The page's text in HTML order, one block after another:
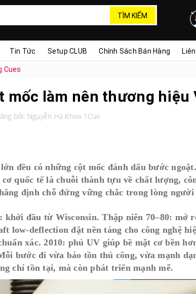
TÌM KIẾM
Tin Tức Setup CLUB Chính Sách Bán Hàng
Cues
mốc làm nên thương hiệu
bởi: Nguyễn Hà Khoa 1Cue
đều có những cột mốc đánh dấu bước
quốc tế là chuỗi thành tựu về chất lượng,
định chỗ đứng vững chắc trong lòng
khởi đầu từ Wisconsin. Thập niên 70–80:
low-deflection đặt nền tảng cho công nghệ
xác. 2010: phủ UV giúp bề mặt cơ bền
bước đi vừa bảo tồn thủ công, vừa mạnh
chỉ tồn tại, mà còn phát triển mạnh mẽ.